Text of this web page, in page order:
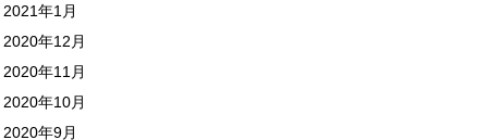
2021年1月
2020年12月
2020年11月
2020年10月
2020年9月